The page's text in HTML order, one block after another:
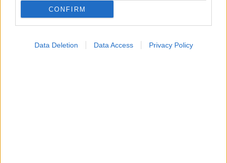
CONFIRM
Data Deletion Data Access Privacy Policy
Loading...